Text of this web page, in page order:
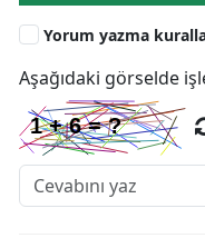
Yorum yazma
Aşağıdaki görselde